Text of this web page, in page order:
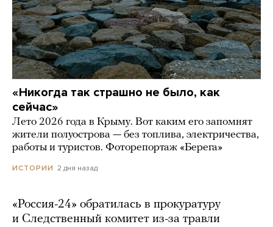
«Никогда так страшно не было, как
сейчас»
Лето 2026 года в Крыму. Вот каким его запомнят
жители полуострова — без топлива, электричества,
работы и туристов. Фоторепортаж «Берега»
ИСТОРИИ 2 дня назад
«Россия-24» обратилась в прокуратуру
и Следственный комитет из-за травли